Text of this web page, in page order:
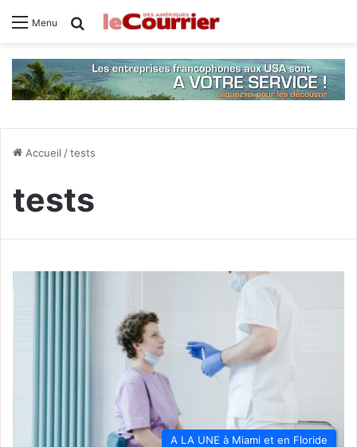
Menu Rechercher
Accueil /tests
tests
A LA UNE à Miami et en Floride